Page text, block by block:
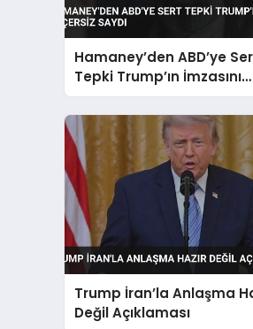
Hamaney’den ABD’ye
Tepki Trump’ın İmzasını
Geçersiz Saydı
Trump İran’la Anlaşma
Değil Açıklaması